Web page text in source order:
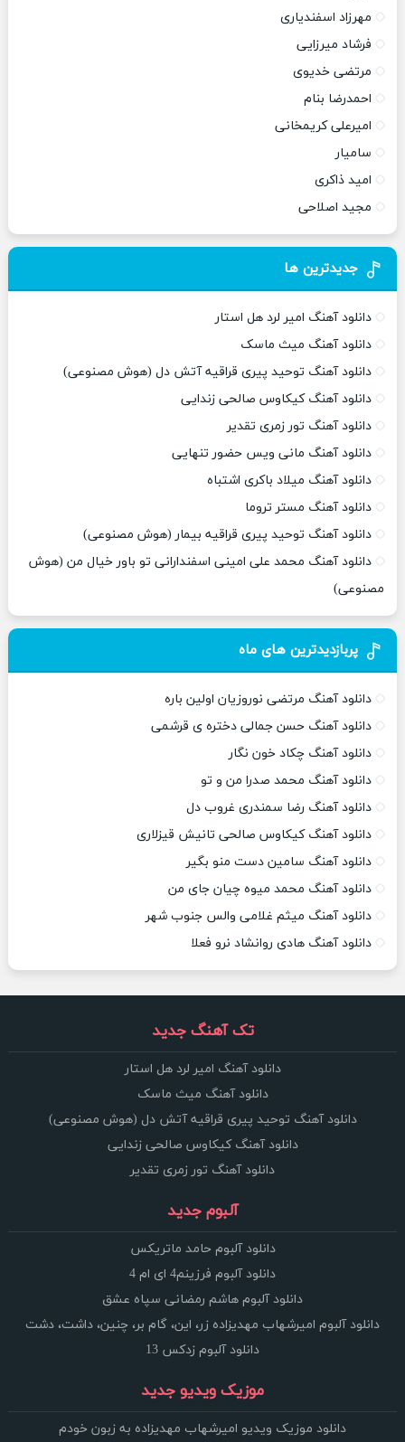
مهرزاد اسفندیاری
فرشاد میرزایی
مرتضی خدیوی
احمدرضا بنام
امیرعلی کریمخانی
سامیار
امید ذاکری
مجید اصلاحی
جدیدترین ها
دانلود آهنگ امیر لرد هل استار
دانلود آهنگ میث ماسک
دانلود آهنگ توحید پیری قراقیه آتش دل (هوش مصنوعی)
دانلود آهنگ کیکاوس صالحی زندایی
دانلود آهنگ تور زمری تقدیر
دانلود آهنگ مانی ویس حضور تنهایی
دانلود آهنگ میلاد باکری اشتباه
دانلود آهنگ مستر تروما
دانلود آهنگ توحید پیری قراقیه بیمار (هوش مصنوعی)
دانلود آهنگ محمد علی امینی اسفندارانی تو باور خیال من (هوش
مصنوعی)
پربازدیدترین های ماه
دانلود آهنگ مرتضی نوروزیان اولین باره
دانلود آهنگ حسن جمالی دختره ی قرشمی
دانلود آهنگ چکاد خون نگار
دانلود آهنگ محمد صدرا من و تو
دانلود آهنگ رضا سمندری غروب دل
دانلود آهنگ کیکاوس صالحی تانیش قیزلاری
دانلود آهنگ سامین دست منو بگیر
دانلود آهنگ محمد میوه چیان جای من
دانلود آهنگ میثم غلامی والس جنوب شهر
دانلود آهنگ هادی روانشاد نرو فعلا
تک آهنگ جدید
دانلود آهنگ امیر لرد هل استار
دانلود آهنگ میث ماسک
دانلود آهنگ توحید پیری قراقیه آتش دل (هوش مصنوعی)
دانلود آهنگ کیکاوس صالحی زندایی
دانلود آهنگ تور زمری تقدیر
آلبوم جدید
دانلود آلبوم حامد ماتریکس
دانلود آلبوم فرزینم4 ای ام 4
دانلود آلبوم هاشم رمضانی سپاه عشق
دانلود آلبوم امیرشهاب مهدیزاده زر، این، گام بر، چنین، داشت، دشت
دانلود آلبوم زدکس 13
موزیک ویدیو جدید
دانلود موزیک ویدیو امیرشهاب مهدیزاده به زبون خودم